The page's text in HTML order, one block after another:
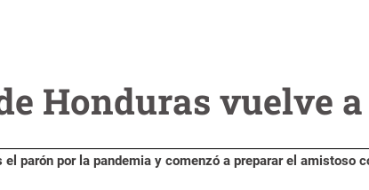
Honduras vuelve
parón por la pandemia y comenzó a preparar el amistoso